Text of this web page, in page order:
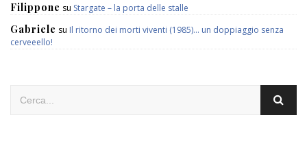
Filippone su Stargate – la porta delle stalle
Gabriele su Il ritorno dei morti viventi (1985)… un doppiaggio senza
cerveeello!